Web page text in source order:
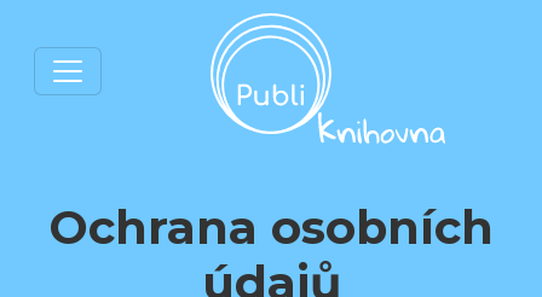
Ochrana osobních
údajů